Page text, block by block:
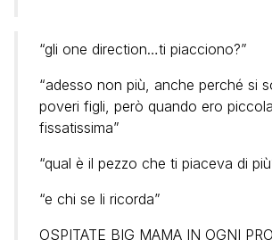
“gli one direction…ti piacciono?”
“adesso non più, anche perché si
poveri figli, però quando ero
fissatissima”
“qual è il pezzo che ti piaceva di
“e chi se li ricorda”
OSPITATE BIG MAMA IN OGNI